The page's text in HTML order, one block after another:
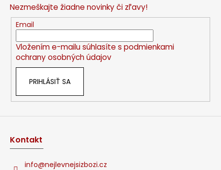
c
i
e
p
r
v
p
Nezmeškajte žiadne novinky či zľavy!
Email
Vložením e-mailu súhlasíte s podmienkami
ochrany osobných údajov
PRIHLÁSIŤ SA
Kontakt
info@nejlevnejsizbozi.cz